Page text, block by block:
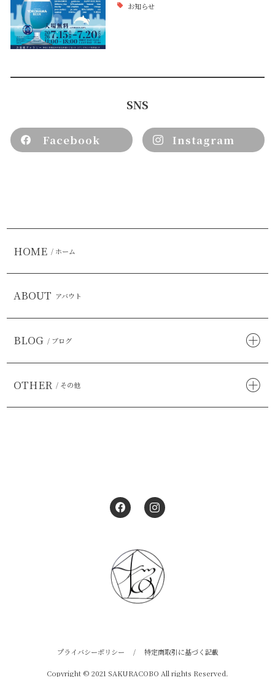
お知らせ
SNS
Facebook Instagram
HOME / ホーム
ABOUT アバウト
BLOG / ブログ
OTHER / その他
プライバシーポリシー / 特定商取引に基づく記載
Copyright © 2021 SAKURACOBO All rights Reserved.